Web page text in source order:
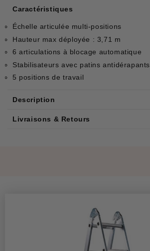
Caractéristiques
Échelle articulée multi-positions
Hauteur max déployée : 3,71 m
6 articulations à blocage automatique
Stabilisateurs avec patins antidérapants
5 positions de travail
Description
Livraisons & Retours